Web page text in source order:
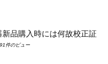
新品購入時には何故校正証
91件のビュー